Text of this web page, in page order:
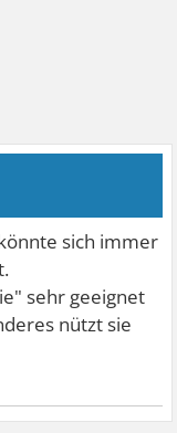
sich immer
sehr geeignet
nützt sie